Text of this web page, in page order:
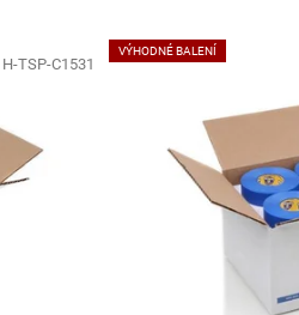
H-TSP-C1531
VÝHODNÉ BALENÍ